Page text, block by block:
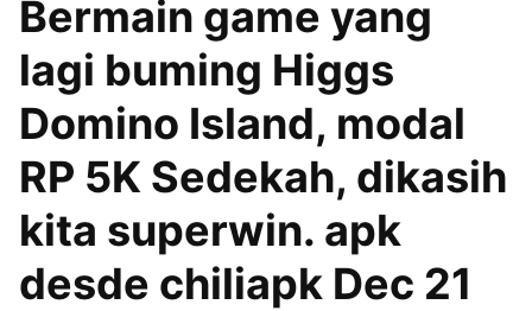
Bermain game yang
lagi buming Higgs
Domino Island, modal
RP 5K Sedekah, dikasih
kita superwin. apk
desde chiliapk Dec 21